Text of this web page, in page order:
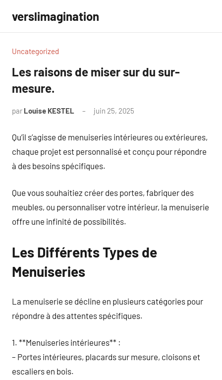
contenu
verslimagination
Uncategorized
Les raisons de miser sur du sur-
mesure.
par Louise KESTEL juin 25, 2025
Qu’il s’agisse de menuiseries intérieures ou extérieures,
chaque projet est personnalisé et conçu pour répondre
à des besoins spécifiques.
Que vous souhaitiez créer des portes, fabriquer des
meubles, ou personnaliser votre intérieur, la menuiserie
offre une infinité de possibilités.
Les Différents Types de
Menuiseries
La menuiserie se décline en plusieurs catégories pour
répondre à des attentes spécifiques.
1. **Menuiseries intérieures** :
– Portes intérieures, placards sur mesure, cloisons et
escaliers en bois.